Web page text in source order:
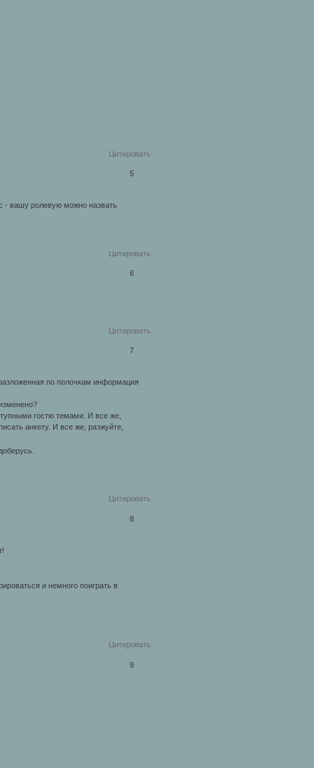
Цитировать
5
- вашу ролевую можно назвать
Цитировать
6
Цитировать
7
по полочкам информация
гостю темами. И все же,
анкету. И все же, разжуйте,
Цитировать
8
и немного поиграть в
Цитировать
9